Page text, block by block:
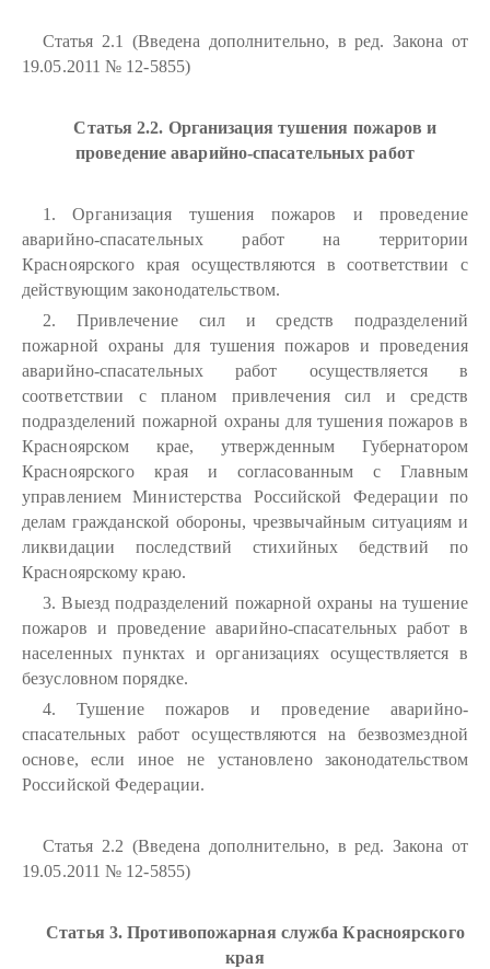
Статья 2.1 (Введена дополнительно, в ред. Закона от
19.05.2011 № 12-5855)
Статья 2.2. Организация тушения пожаров и
проведение аварийно-спасательных работ
1. Организация тушения пожаров и проведение
аварийно-спасательных работ на территории
Красноярского края осуществляются в соответствии с
действующим законодательством.
2. Привлечение сил и средств подразделений
пожарной охраны для тушения пожаров и проведения
аварийно-спасательных работ осуществляется в
соответствии с планом привлечения сил и средств
подразделений пожарной охраны для тушения пожаров в
Красноярском крае, утвержденным Губернатором
Красноярского края и согласованным с Главным
управлением Министерства Российской Федерации по
делам гражданской обороны, чрезвычайным ситуациям и
ликвидации последствий стихийных бедствий по
Красноярскому краю.
3. Выезд подразделений пожарной охраны на тушение
пожаров и проведение аварийно-спасательных работ в
населенных пунктах и организациях осуществляется в
безусловном порядке.
4. Тушение пожаров и проведение аварийно-
спасательных работ осуществляются на безвозмездной
основе, если иное не установлено законодательством
Российской Федерации.
Статья 2.2 (Введена дополнительно, в ред. Закона от
19.05.2011 № 12-5855)
Статья 3. Противопожарная служба Красноярского
края